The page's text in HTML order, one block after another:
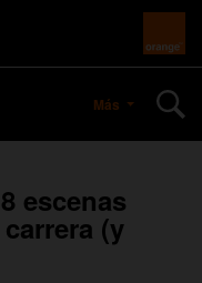
Más
escenas
(y